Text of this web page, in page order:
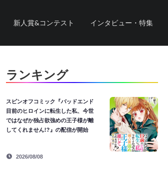
新人賞&コンテスト インタビュー・特集
ランキング
スピンオフコミック『バッドエンド
目前のヒロインに転生した私、今世
ではなぜか独占欲強めの王子様が離
してくれません!?』の配信が開始
2026/08/08